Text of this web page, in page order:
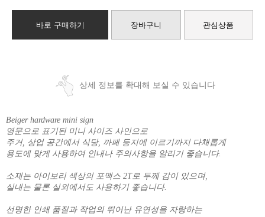
바로 구매하기 장바구니 관심상품
상세 정보를 확대해 보실 수 있습니다
Beiger hardware mini sign
영문으로 표기된 미니 사이즈 사인으로
주거, 상업 공간에서 식당, 까페 등지에 이르기까지 다채롭게
용도에 맞게 사용하여 안내나 주의사항을 알리기 좋습니다.
소재는 아이보리 색상의 포맥스 2T로 두께 감이 있으며,
실내는 물론 실외에서도 사용하기 좋습니다.
선명한 인쇄 품질과 작업의 뛰어난 유연성을 자랑하는